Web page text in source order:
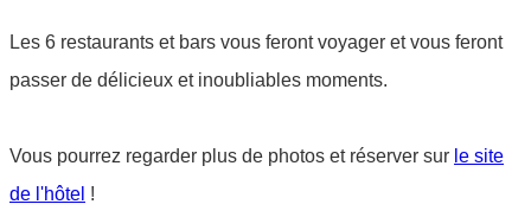
Les 6 restaurants et bars vous feront voyager et vous feront
passer de délicieux et inoubliables moments.
Vous pourrez regarder plus de photos et réserver sur le site
de l'hôtel !